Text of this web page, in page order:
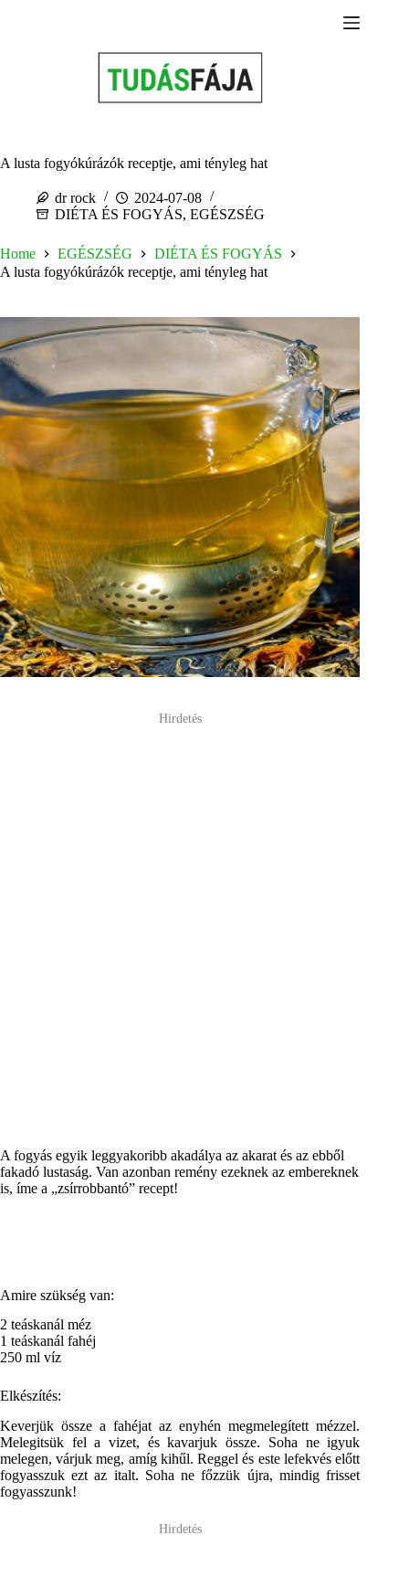
A lusta fogyókúrázók receptje, ami tényleg hat
dr rock
2024-07-08
DIÉTA ÉS FOGYÁS, EGÉSZSÉG
Home EGÉSZSÉG
DIÉTA ÉS FOGYÁS
A lusta fogyókúrázók receptje, ami tényleg hat
Hirdetés
A fogyás egyik leggyakoribb akadálya az akarat és az ebből
fakadó lustaság. Van azonban remény ezeknek az embereknek
is, íme a „zsírrobbantó” recept!
Amire szükség van:
2 teáskanál méz
1 teáskanál fahéj
250 ml víz
Elkészítés:
Keverjük össze a fahéjat az enyhén megmelegített mézzel.
Melegitsük fel a vizet, és kavarjuk össze. Soha ne igyuk
melegen, várjuk meg, amíg kihűl. Reggel és este lefekvés előtt
fogyasszuk ezt az italt. Soha ne főzzük újra, mindig frisset
fogyasszunk!
Hirdetés